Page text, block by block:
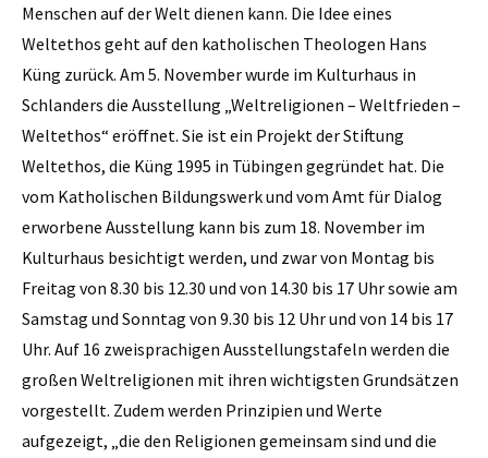
Menschen auf der Welt dienen kann. Die Idee eines
Weltethos geht auf den katholischen Theologen Hans
Küng zurück. Am 5. November wurde im Kulturhaus in
Schlanders die Ausstellung „Weltreligionen – Weltfrieden –
Weltethos“ eröffnet. Sie ist ein Projekt der Stiftung
Weltethos, die Küng 1995 in Tübingen gegründet hat. Die
vom Katholischen Bildungswerk und vom Amt für Dialog
erworbene Ausstellung kann bis zum 18. November im
Kulturhaus besichtigt werden, und zwar von Montag bis
Freitag von 8.30 bis 12.30 und von 14.30 bis 17 Uhr sowie am
Samstag und Sonntag von 9.30 bis 12 Uhr und von 14 bis 17
Uhr. Auf 16 zweisprachigen Ausstellungstafeln werden die
großen Weltreligionen mit ihren wichtigsten Grundsätzen
vorgestellt. Zudem werden Prinzipien und Werte
aufgezeigt, „die den Religionen gemeinsam sind und die